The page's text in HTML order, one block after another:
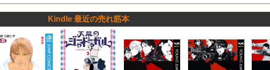
Kindle 最近の売れ筋本